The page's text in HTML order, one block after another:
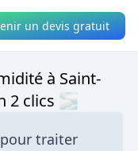
un devis gratuit
à Saint-
2 clics 🌫
traiter